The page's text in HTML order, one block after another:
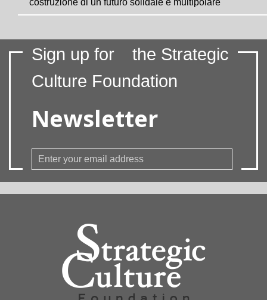
Sign up for
the Strategic
Culture Foundation
Newsletter